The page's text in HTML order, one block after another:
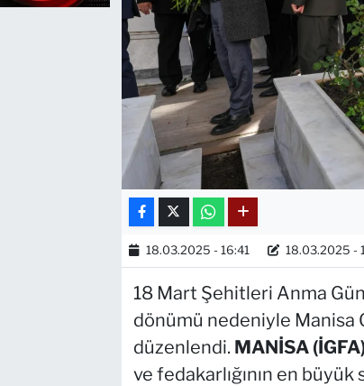
18.03.2025 - 16:41 18.03.2025 -
18 Mart Şehitleri Anma
dönümü nedeniyle Manisa
düzenlendi. MANİSA
ve fedakarlığının en